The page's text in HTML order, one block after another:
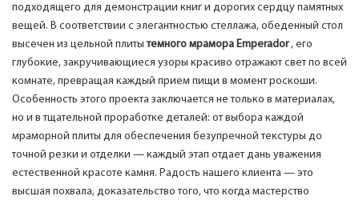
подходящего для демонстрации книг и дорогих сердцу памятных
вещей. В соответствии с элегантностью стеллажа, обеденный стол
высечен из цельной плитытемного мрамора Emperador, его
глубокие, закручивающиеся узоры красиво отражают свет по всей
комнате, превращая каждый прием пищи в момент роскоши.
Особенность этого проекта заключается не только в материалах,
но и в тщательной проработке деталей: от выбора каждой
мраморной плиты для обеспечения безупречной текстуры до
точной резки и отделки — каждый этап отдает дань уважения
естественной красоте камня. Радость нашего клиента — это
высшая похвала, доказательство того, что когда мастерство